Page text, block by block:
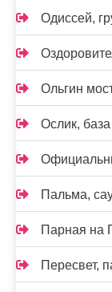
Одиссей,
Ольгин
Ослик,
Пальма,
Парная на
Пересвет,